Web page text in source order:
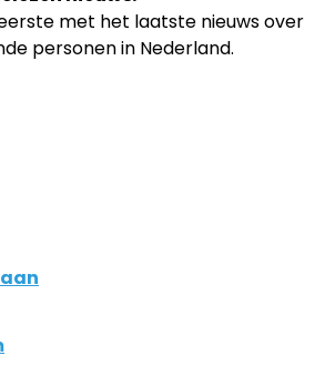
met het laatste nieuws over
personen in Nederland.